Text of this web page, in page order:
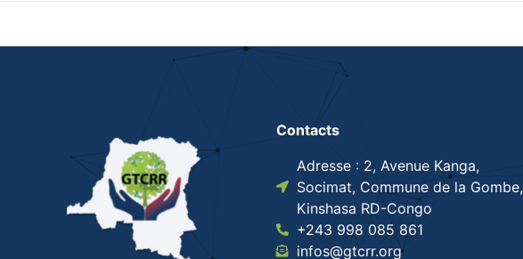
Contacts
Adresse : 2, Avenue Kanga,
Socimat, Commune de la Gombe,
Kinshasa RD-Congo
+243 998 085 861
infos@gtcrr.org